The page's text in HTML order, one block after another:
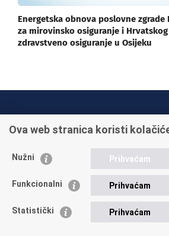
Energetska obnova poslovne zgrade
za mirovinsko osiguranje i
zdravstveno osiguranje u Osijeku
+385 1 45 95
Postavite
Ova web stranica koristi
Nužni Prihvaćam
Funkcionalni Prihvaćam
Statistički Prihvaćam